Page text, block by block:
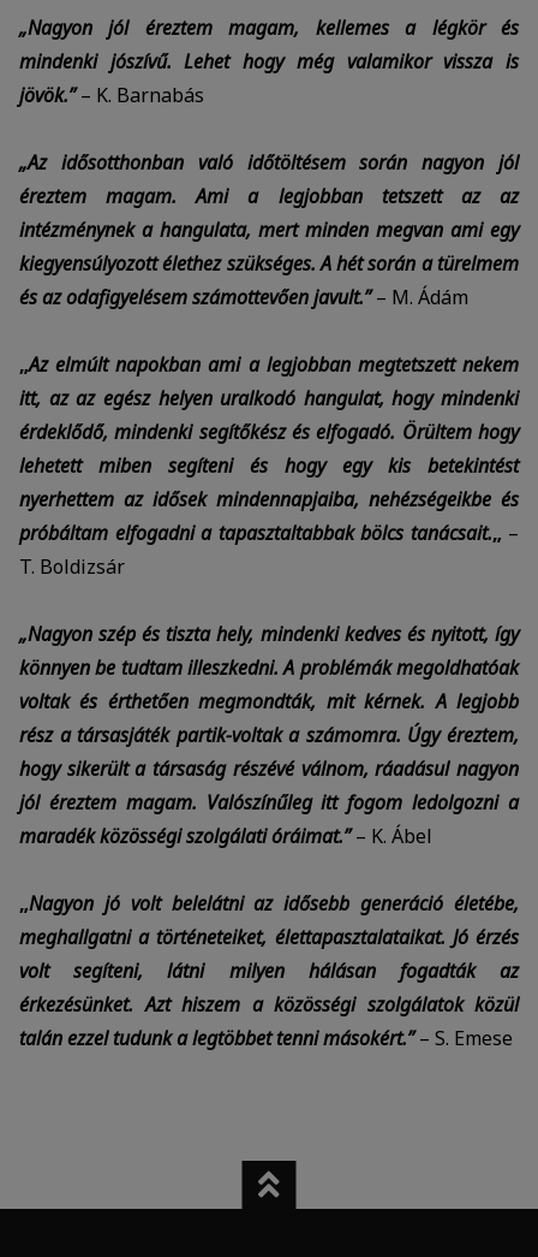
„Nagyon jól éreztem magam, kellemes a légkör és
mindenki jószívű. Lehet hogy még valamikor vissza is
jövök.”– K. Barnabás
„Az idősotthonban való időtöltésem során nagyon jól
éreztem magam. Ami a legjobban tetszett az az
intézménynek a hangulata, mert minden megvan ami egy
kiegyensúlyozott élethez szükséges. A hét során a türelmem
és az odafigyelésem számottevően javult.” – M. Ádám
„Az elmúlt napokban ami a legjobban megtetszett nekem
itt, az az egész helyen uralkodó hangulat, hogy mindenki
érdeklődő, mindenki segítőkész és elfogadó. Örültem hogy
lehetett miben segíteni és hogy egy kis betekintést
nyerhettem az idősek mindennapjaiba, nehézségeikbe és
próbáltam elfogadni a tapasztaltabbak bölcs tanácsait.„ –
T. Boldizsár
„Nagyon szép és tiszta hely, mindenki kedves és nyitott, így
könnyen be tudtam illeszkedni. A problémák megoldhatóak
voltak és érthetően megmondták, mit kérnek. A legjobb
rész a társasjáték partik-voltak a számomra. Úgy éreztem,
hogy sikerült a társaság részévé válnom, ráadásul nagyon
jól éreztem magam. Valószínűleg itt fogom ledolgozni a
maradék közösségi szolgálati óráimat.”– K. Ábel
„Nagyon jó volt belelátni az idősebb generáció életébe,
meghallgatni a történeteiket, élettapasztalataikat. Jó érzés
volt segíteni, látni milyen hálásan fogadták az
érkezésünket. Azt hiszem a közösségi szolgálatok közül
talán ezzel tudunk a legtöbbet tenni másokért.”– S. Emese